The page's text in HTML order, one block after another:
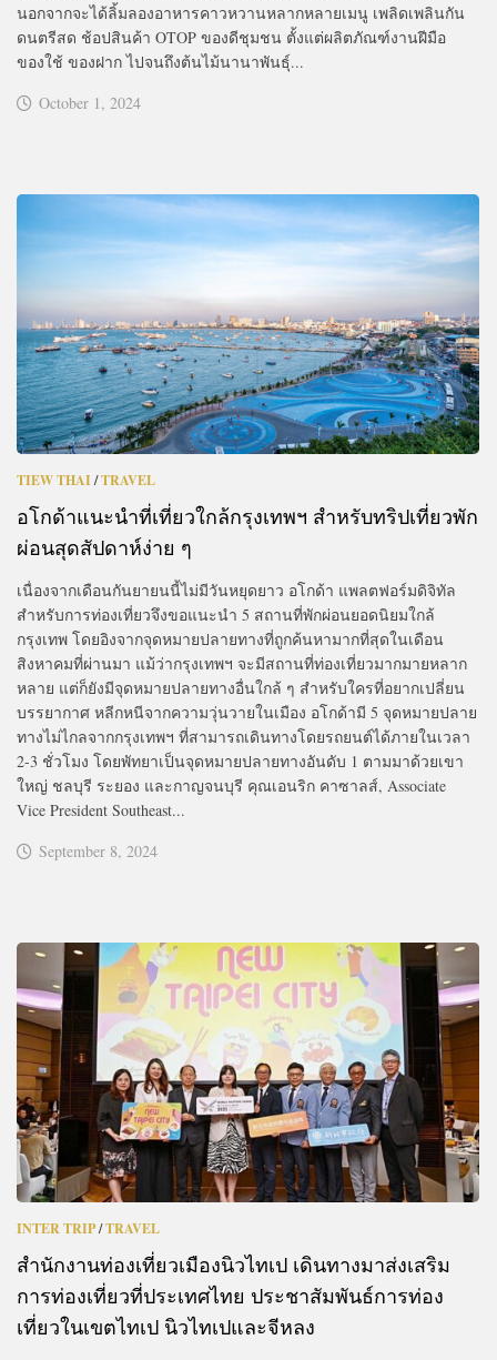
นอกจากจะได้ลิ้มลองอาหารคาวหวานหลากหลายเมนู เพลิดเพลินกัน
ดนตรีสด ช้อปสินค้า OTOP ของดีชุมชน ตั้งแต่ผลิตภัณฑ์งานฝีมือ
ของใช้ ของฝาก ไปจนถึงต้นไม้นานาพันธุ์...
October 1, 2024
TIEW THAI/TRAVEL
อโกด้าแนะนำที่เที่ยวใกล้กรุงเทพฯ สำหรับทริปเที่ยวพัก
ผ่อนสุดสัปดาห์ง่าย ๆ
เนื่องจากเดือนกันยายนนี้ไม่มีวันหยุดยาว อโกด้า แพลตฟอร์มดิจิทัล
สำหรับการท่องเที่ยวจึงขอแนะนำ 5 สถานที่พักผ่อนยอดนิยมใกล้
กรุงเทพ โดยอิงจากจุดหมายปลายทางที่ถูกค้นหามากที่สุดในเดือน
สิงหาคมที่ผ่านมา แม้ว่ากรุงเทพฯ จะมีสถานที่ท่องเที่ยวมากมายหลาก
หลาย แต่ก็ยังมีจุดหมายปลายทางอื่นใกล้ ๆ สำหรับใครที่อยากเปลี่ยน
บรรยากาศ หลีกหนีจากความวุ่นวายในเมือง อโกด้ามี 5 จุดหมายปลาย
ทางไม่ไกลจากกรุงเทพฯ ที่สามารถเดินทางโดยรถยนต์ได้ภายในเวลา
2-3 ชั่วโมง โดยพัทยาเป็นจุดหมายปลายทางอันดับ 1 ตามมาด้วยเขา
ใหญ่ ชลบุรี ระยอง และกาญจนบุรี คุณเอนริก คาซาลส์, Associate
Vice President Southeast...
September 8, 2024
INTER TRIP/TRAVEL
สำนักงานท่องเที่ยวเมืองนิวไทเป เดินทางมาส่งเสริม
การท่องเที่ยวที่ประเทศไทย ประชาสัมพันธ์การท่อง
เที่ยวในเขตไทเป นิวไทเปและจีหลง